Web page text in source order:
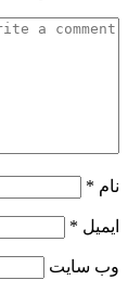
نام *
ایمیل *
وب‌ سایت